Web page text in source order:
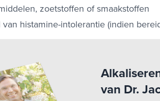
zoetstoffen of smaakstoffen
histamine-intolerantie (indien
van Dr.